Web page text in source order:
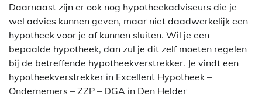
Daarnaast zijn er ook nog hypotheekadviseurs die je
wel advies kunnen geven, maar niet daadwerkelijk een
hypotheek voor je af kunnen sluiten. Wil je een
bepaalde hypotheek, dan zul je dit zelf moeten regelen
bij de betreffende hypotheekverstrekker. Je vindt een
hypotheekverstrekker in Excellent Hypotheek –
Ondernemers – ZZP – DGA in Den Helder